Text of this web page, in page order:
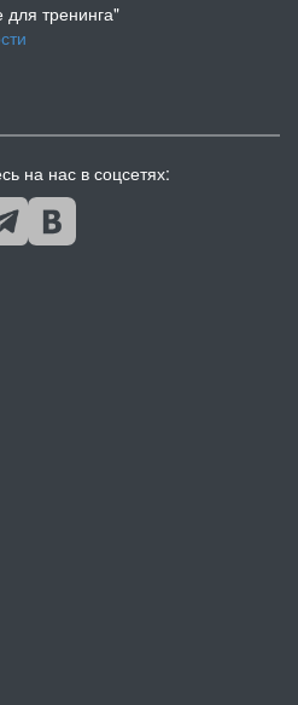
для тренинга"
на нас в соцсетях: